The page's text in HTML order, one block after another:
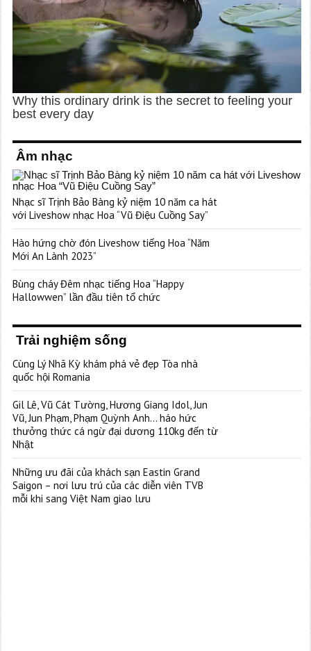
Âm nhạc
Nhạc sĩ Trịnh Bảo Bàng kỷ niệm 10 năm ca hát
với Liveshow nhạc Hoa “Vũ Điệu Cuồng Say”
Hào hứng chờ đón Liveshow tiếng Hoa “Năm
Mới An Lành 2023”
Bùng cháy Đêm nhạc tiếng Hoa “Happy
Hallowwen” lần đầu tiên tổ chức
Trải nghiệm sống
Cùng Lý Nhã Kỳ khám phá vẻ đẹp Tòa nhà
quốc hội Romania
Gil Lê, Vũ Cát Tường, Hương Giang Idol, Jun
Vũ, Jun Phạm, Phạm Quỳnh Anh… háo hức
thưởng thức cá ngừ đại dương 110kg đến từ
Nhật
Những ưu đãi của khách sạn Eastin Grand
Saigon – nơi lưu trú của các diễn viên TVB
mỗi khi sang Việt Nam giao lưu